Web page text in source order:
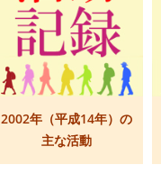
2002年（平成14年）の
主な活動